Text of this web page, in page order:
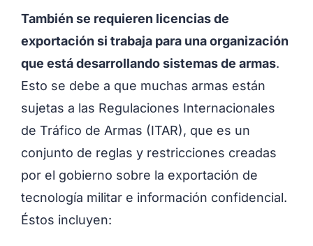
También se requieren licencias de
exportación si trabaja para una organización
que está desarrollando sistemas de armas.
Esto se debe a que muchas armas están
sujetas a las Regulaciones Internacionales
de Tráfico de Armas (ITAR), que es un
conjunto de reglas y restricciones creadas
por el gobierno sobre la exportación de
tecnología militar e información confidencial.
Éstos incluyen: